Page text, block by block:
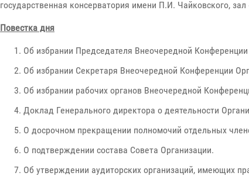
государственная консерватория имени П.И. Чайковского,
Повестка дня
Об избрании Председателя Внеочередной
Об избрании Секретаря Внеочередной Конференции
Об избрании рабочих органов Внеочередной
Доклад Генерального директора о деятельности
О досрочном прекращении полномочий отдельных
О подтверждении состава Совета Организации.
Об утверждении аудиторских организаций, имеющих